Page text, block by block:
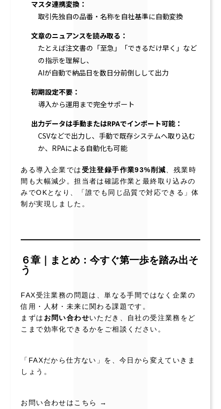
マスタ連携変換：
取引先独自の品番・名称を自社基準に自動変換
文章のニュアンスを読み取る：
たとえば注文書の「至急」「できるだけ早く」など
の指示を理解し、
AIが自動で納品日を数日分前倒しして出力
初期設定不要：
導入から運用まで完全サポート
出力データは手動またはRPAでインポート可能：
CSVなどで出力し、手動で既存システムへ取り込む
か、RPAによる自動化も可能
ある導入企業では受注登録手作業93%削減 、残業時
間も大幅減少。担当者は確認作業と最終取り込みの
みでOKとなり、「誰でも同じ品質で対応できる」体
制が実現しました。
６章｜まとめ：今すぐ第一歩を踏み出そ
う
FAX受注業務の問題は、単なる手間ではなく企業の
信用・人材・未来に関わる課題です。
まずは お問い合わせいただき、自社の受注業務をど
こまで効率化できるかをご相談ください。
「FAXだから仕方ない」を、今日から変えていきま
しょう。
お問い合わせはこちら →